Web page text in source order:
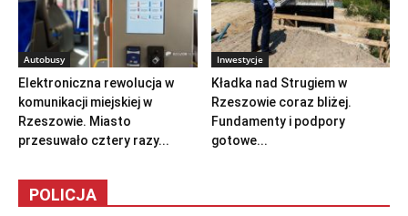
Autobusy
Elektroniczna rewolucja w
komunikacji miejskiej w
Rzeszowie. Miasto
przesuwało cztery razy...
Inwestycje
Kładka nad Strugiem w
Rzeszowie coraz bliżej.
Fundamenty i podpory
gotowe...
POLICJA